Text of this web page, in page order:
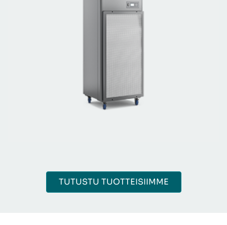
TUTUSTU TUOTTEISIIMME